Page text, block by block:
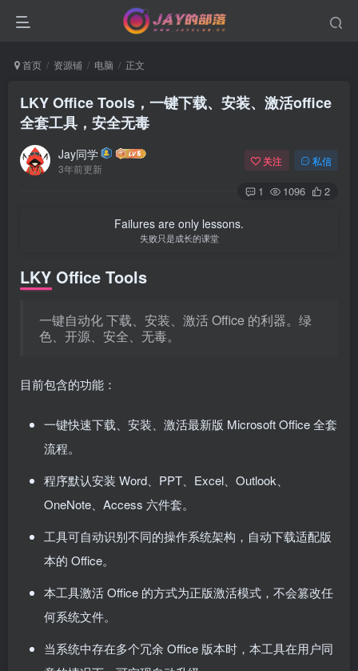
首页 资源铺 电脑 正文
LKY Office Tools，一键下载、安装、激活office
全套工具，安全无毒
Jay同学
3年前更新
关注 私信
1 1096 2
Failures are only lessons.
失败只是成长的课堂
LKY Office Tools
一键自动化 下载、安装、激活 Office 的利器。绿
色、开源、安全、无毒。
目前包含的功能：
一键快速下载、安装、激活最新版 Microsoft Office 全套
流程。
程序默认安装 Word、PPT、Excel、Outlook、
OneNote、Access 六件套。
工具可自动识别不同的操作系统架构，自动下载适配版
本的 Office。
本工具激活 Office 的方式为正版激活模式，不会篡改任
何系统文件。
当系统中存在多个冗余 Office 版本时，本工具在用户同